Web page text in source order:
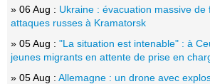
» 06 Aug : Ukraine : évacuation massive de
attaques russes à Kramatorsk
» 05 Aug : "La situation est intenable" : à
jeunes migrants en attente de prise en
» 05 Aug : Allemagne : un drone avec